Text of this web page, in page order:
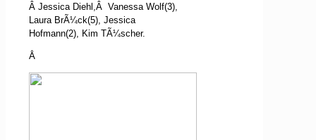
Â Jessica Diehl,Â Vanessa Wolf(3),
Laura BrÃ¼ck(5), Jessica
Hofmann(2), Kim TÃ¼scher.
Â